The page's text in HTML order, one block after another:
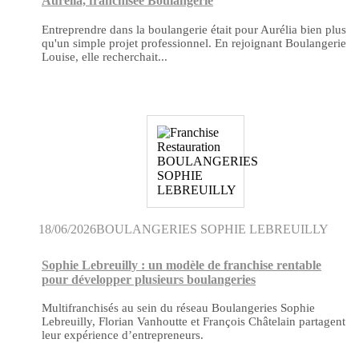
Entreprendre dans la boulangerie était pour Aurélia bien plus
qu'un simple projet professionnel. En rejoignant Boulangerie
Louise, elle recherchait...
18/06/2026BOULANGERIES SOPHIE LEBREUILLY
Sophie Lebreuilly : un modèle de franchise rentable
pour développer plusieurs boulangeries
Multifranchisés au sein du réseau Boulangeries Sophie
Lebreuilly, Florian Vanhoutte et François Châtelain partagent
leur expérience d’entrepreneurs.